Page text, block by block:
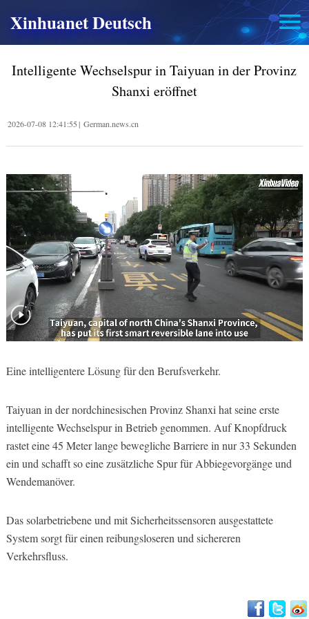
Xinhuanet Deutsch
Intelligente Wechselspur in Taiyuan in der Provinz
Shanxi eröffnet
2026-07-08 12:41:55| German.news.cn
Eine intelligentere Lösung für den Berufsverkehr.
Taiyuan in der nordchinesischen Provinz Shanxi hat seine erste
intelligente Wechselspur in Betrieb genommen. Auf Knopfdruck
rastet eine 45 Meter lange bewegliche Barriere in nur 33 Sekunden
ein und schafft so eine zusätzliche Spur für Abbiegevorgänge und
Wendemanöver.
Das solarbetriebene und mit Sicherheitssensoren ausgestattete
System sorgt für einen reibungsloseren und sichereren
Verkehrsfluss.